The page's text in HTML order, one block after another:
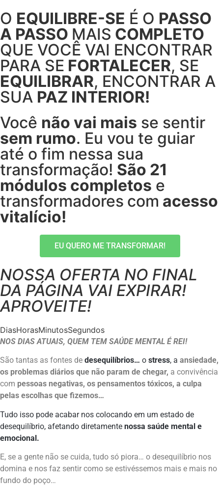
O EQUILIBRE-SE É O PASSO
A PASSO MAIS COMPLETO
QUE VOCÊ VAI ENCONTRAR
PARA SE FORTALECER, SE
EQUILIBRAR, ENCONTRAR A
SUA PAZ INTERIOR!
Você não vai mais se sentir
sem rumo. Eu vou te guiar
até o fim nessa sua
transformação! São 21
módulos completos e
transformadores com acesso
vitalício!
EU QUERO ME TRANSFORMAR!
NOSSA OFERTA NO FINAL
DA PÁGINA VAI EXPIRAR!
APROVEITE!
DiasHorasMinutosSegundos
NOS DIAS ATUAIS, QUEM TEM SAÚDE MENTAL É REI!
São tantas as fontes de desequilíbrios… o stress, a ansiedade,
os problemas diários que não param de chegar, a convivência
com pessoas negativas, os pensamentos tóxicos, a culpa
pelas escolhas que fizemos…
Tudo isso pode acabar nos colocando em um estado de
desequilíbrio, afetando diretamente nossa saúde mental e
emocional.
E, se a gente não se cuida, tudo só piora… o desequilíbrio nos
domina e nos faz sentir como se estivéssemos mais e mais no
fundo do poço…